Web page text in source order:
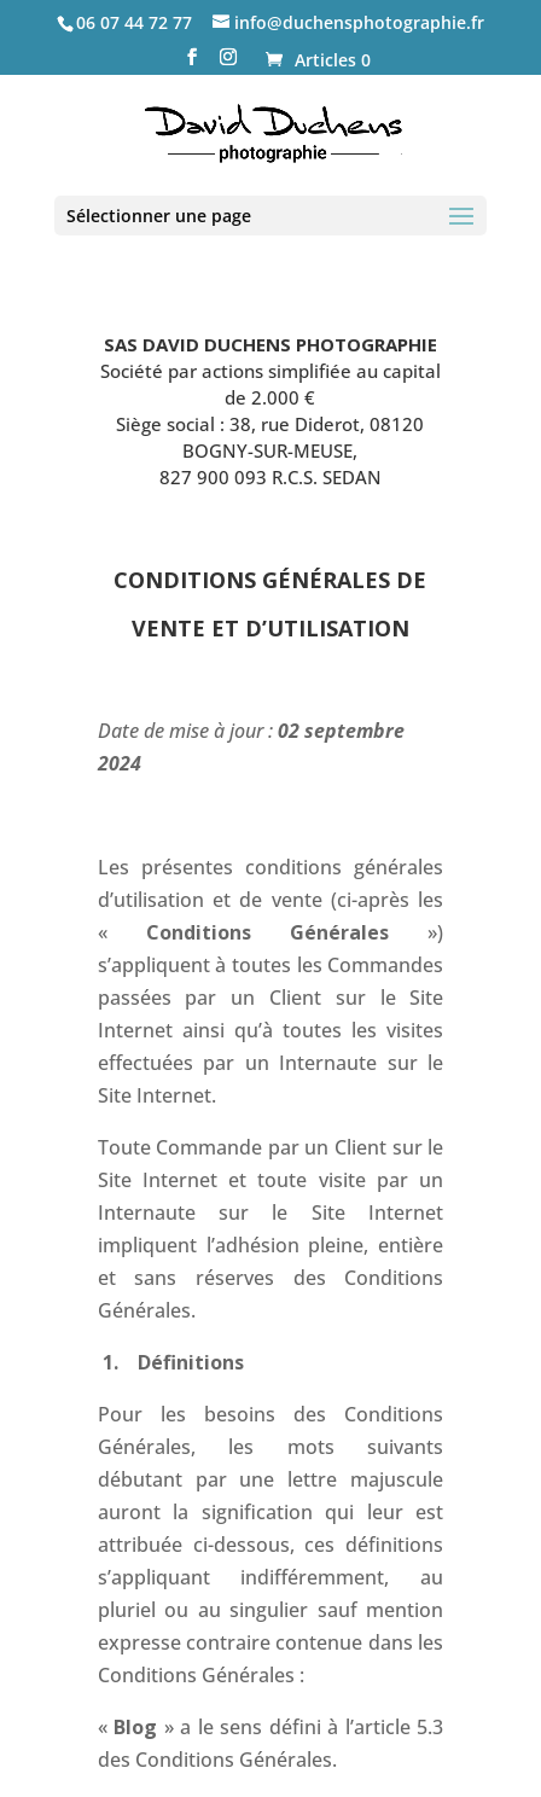
06 07 44 72 77
info@duchensphotographie.fr
Articles 0
Sélectionner une page
SAS DAVID DUCHENS PHOTOGRAPHIE
Société par actions simplifiée au capital
de 2.000 €
Siège social : 38, rue Diderot, 08120
BOGNY-SUR-MEUSE,
827 900 093 R.C.S. SEDAN
CONDITIONS GÉNÉRALES DE
VENTE ET D’UTILISATION
Date de mise à jour :02 septembre
2024
Les présentes conditions générales
d’utilisation et de vente (ci-après les
« Conditions Générales »)
s’appliquent à toutes les Commandes
passées par un Client sur le Site
Internet ainsi qu’à toutes les visites
effectuées par un Internaute sur le
Site Internet.
Toute Commande par un Client sur le
Site Internet et toute visite par un
Internaute sur le Site Internet
impliquent l’adhésion pleine, entière
et sans réserves des Conditions
Générales.
1.
Définitions
Pour les besoins des Conditions
Générales, les mots suivants
débutant par une lettre majuscule
auront la signification qui leur est
attribuée ci-dessous, ces définitions
s’appliquant indifféremment, au
pluriel ou au singulier sauf mention
expresse contraire contenue dans les
Conditions Générales :
« Blog » a le sens défini à l’article 5.3
des Conditions Générales.